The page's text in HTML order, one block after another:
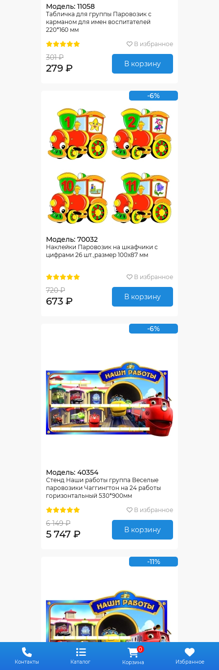
Контакты Каталог
0
Корзина Избранное
Модель: 11058
Табличка для группы Паровозик с
карманом для имен воспитателей
220*160 мм
В избранное
301 ₽
279 ₽ В корзину
-6%
Модель: 70032
Наклейки Паровозик на шкафчики с
цифрами 26 шт.,размер 100х87 мм
В избранное
720 ₽
673 ₽ В корзину
-6%
Модель: 40354
Стенд Наши работы группа Веселые
паровозики Чаггингтон на 24 работы
горизонтальный 530*900мм
В избранное
6 149 ₽
5 747 ₽ В корзину
-11%